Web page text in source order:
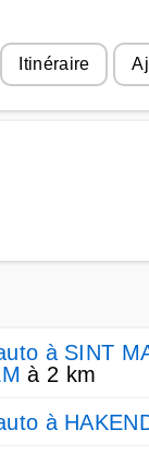
Itinéraire
à SINT
à 2 km
à